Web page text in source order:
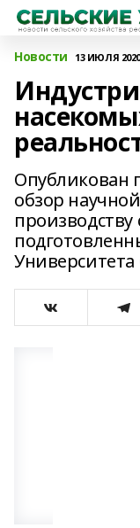
Новости 13 ИЮЛЯ
Опубликован
обзор